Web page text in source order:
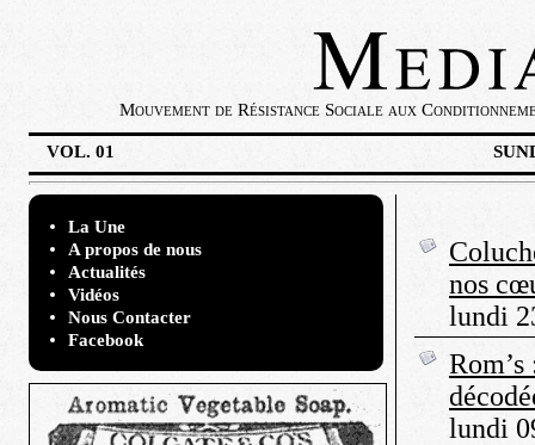
Mouvement de Résistance Sociale aux
VOL. 01
La Une
A propos de nous
Actualités
Vidéos
Nous Contacter
Facebook
nos
lundi
lundi